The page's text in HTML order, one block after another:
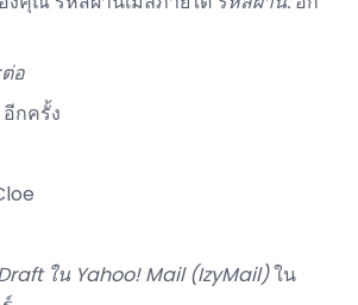
อ
อีกครั้ง
ใน Yahoo! Mail (IzyMail)ใน